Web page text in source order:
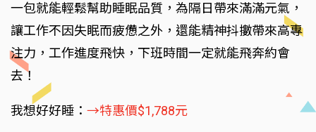
一包就能輕鬆幫助睡眠品質，為隔日帶來滿滿元氣，
讓工作不因失眠而疲憊之外，還能精神抖擻帶來高專
注力，工作進度飛快，下班時間一定就能飛奔約會
去！
我想好好睡： →特惠價$1,788元